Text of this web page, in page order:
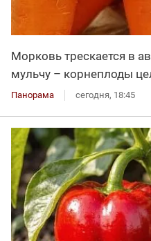
Морковь трескается в
мульчу – корнеплоды
Панорама сегодня, 18:45